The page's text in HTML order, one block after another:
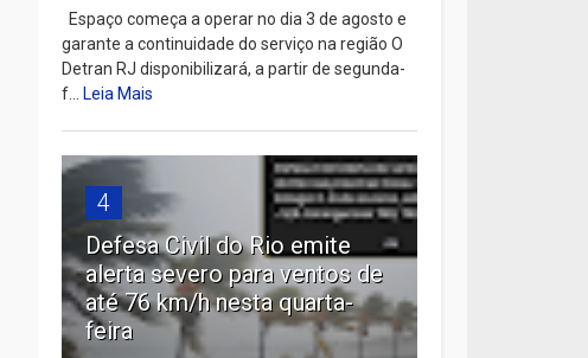
Espaço começa a operar no dia 3 de agosto e
garante a continuidade do serviço na região O
Detran RJ disponibilizará, a partir de segunda-
f...Leia Mais
4
Defesa Civil do Rio emite
alerta severo para ventos de
até 76 km/h nesta quarta-
feira